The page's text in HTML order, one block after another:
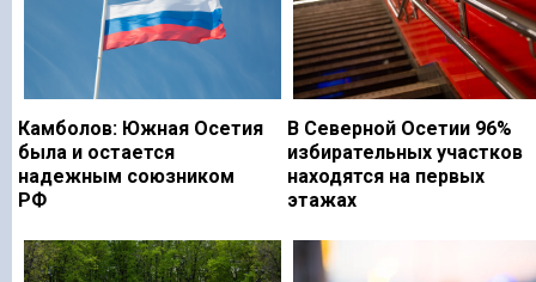
Камболов: Южная Осетия
была и остается
надежным союзником
РФ
В Северной Осетии 96%
избирательных участков
находятся на первых
этажах